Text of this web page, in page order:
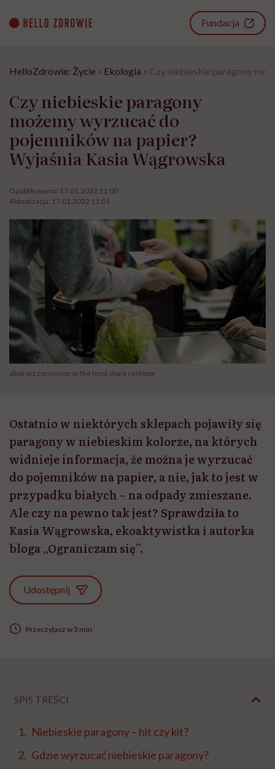
content
Fundacja
HelloZdrowie: Życie › Ekologia › Czy niebieskie paragony
Czy niebieskie paragony
możemy wyrzucać do
pojemników na papier?
Wyjaśnia Kasia Wągrowska
Opublikowano: 17.01.2022 11:00
Aktualizacja: 17.01.2022 11:01
abstract consumer in the food store cashbox
Ostatnio w niektórych sklepach pojawiły się
paragony w niebieskim kolorze, na których
widnieje informacja, że można je wyrzucać
do pojemników na papier, a nie, jak to jest w
przypadku białych – na odpady zmieszane.
Ale czy na pewno tak jest? Sprawdziła to
Kasia Wągrowska, ekoaktywistka i autorka
bloga „Ograniczam się”.
Udostępnij
Przeczytasz w 3 min
SPIS TREŚCI
Niebieskie paragony – hit czy kit?
Gdzie wyrzucać niebieskie paragony?